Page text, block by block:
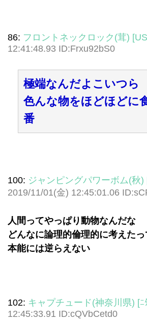
86: フロントネックロック(茸)
12:41:48.93 ID:Frxu92bS0
極端なんだよこいつら
色んな物をほどほどに
番
100: ジャンピングパワーボム(秋)
2019/11/01(金) 12:45:01.06
人間ってやっぱり動物なんだな
どんなに論理的倫理的に考えたっ
本能には逆らえない
102: キャプチュード(神奈川県) [ﾆ
12:45:33.91 ID:cQVbCetd0